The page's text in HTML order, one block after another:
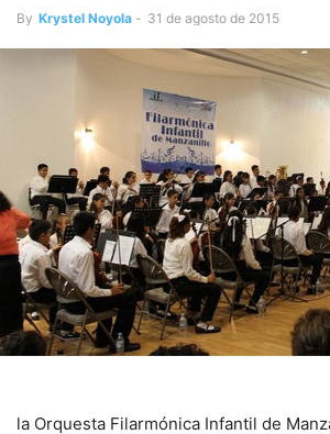
By Krystel Noyola - 31 de agosto de 2015
la Orquesta Filarmónica Infantil de